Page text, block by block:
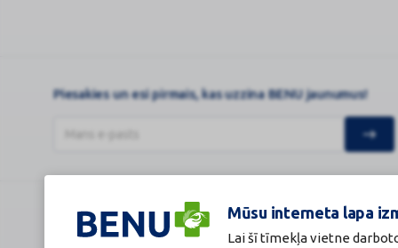
Mūsu interneta lapa
Lai šī tīmekļa vietne
Piesakies un esi pirmais, kas uzzina BENU jaunumus!
BENU Aptieka Latvija, SIA
Juridiskā adrese / Faktiskā adrese:
Licence
Licences